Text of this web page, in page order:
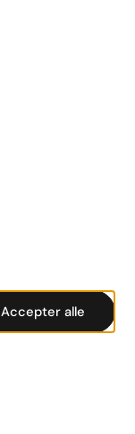
Accepter alle